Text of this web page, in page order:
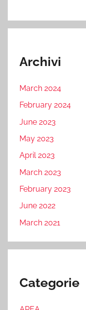
Archivi
March 2024
February 2024
June 2023
May 2023
April 2023
March 2023
February 2023
June 2022
March 2021
Categorie